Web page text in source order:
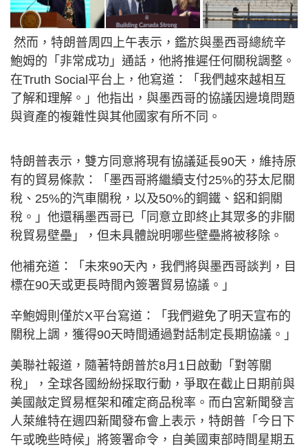
然而，特朗普周四上午表示，鑑於與墨西哥總統辛
鮑姆的「非常成功」通話，他將推遲任何關稅調整。
在Truth Social平台上，他寫道：「我們越來越相互
了解和理解。」他指出，與墨西哥的協議因邊境問題
與資產的複雜性與其他國家有所不同。
特朗普表示，雙方同意將現有協議延長90天，維持原
有的貿易條款：「墨西哥將繼續支付25%的芬太尼關
稅、25%的汽車關稅，以及50%的鋼鐵、鋁和銅關
稅。」他還稱墨西哥已「同意立即終止其眾多的非關
稅貿易壁壘」，但未具體說明哪些壁壘將被移除。
他補充道：「未來90天內，我們將與墨西哥談判，目
標在90天或更長時間內簽署貿易協議。」
辛鮑姆則僅於X平台寫道：「我們避免了明天宣布的
關稅上調，獲得90天時間通過對話制定長期協議。」
美聯社報道，隨著特朗普於8月1日啟動「對等關
稅」，全球各國紛紛採取行動，爭取在截止日期前與
美國敲定貿易框架和確定商品稅率。而白宮新聞發言
人萊維特在週四新聞發布會上表示，特朗普「今日下
午或晚些時候」將簽署命令，自美國東部時間星期五